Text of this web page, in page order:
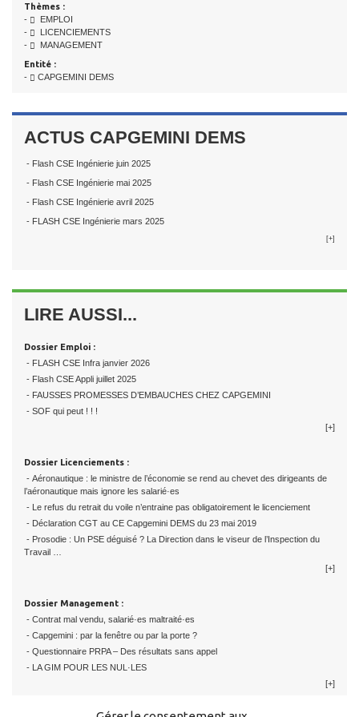
Thèmes :
-
EMPLOI
-
LICENCIEMENTS
-
MANAGEMENT
Entité :
-
CAPGEMINI DEMS
ACTUS CAPGEMINI DEMS
- Flash CSE Ingénierie juin 2025
- Flash CSE Ingénierie mai 2025
- Flash CSE Ingénierie avril 2025
- FLASH CSE Ingénierie mars 2025
[+]
LIRE AUSSI...
Dossier Emploi :
- FLASH CSE Infra janvier 2026
- Flash CSE Appli juillet 2025
- FAUSSES PROMESSES D’EMBAUCHES CHEZ CAPGEMINI
- SOF qui peut ! ! !
[+]
Dossier Licenciements :
- Aéronautique : le ministre de l’économie se rend au chevet des dirigeants de
l’aéronautique mais ignore les salarié·es
- Le refus du retrait du voile n’entraine pas obligatoirement le licenciement
- Déclaration CGT au CE Capgemini DEMS du 23 mai 2019
- Prosodie : Un PSE déguisé ? La Direction dans le viseur de l’Inspection du
Travail …
[+]
Dossier Management :
- Contrat mal vendu, salarié·es maltraité·es
- Capgemini : par la fenêtre ou par la porte ?
- Questionnaire PRPA – Des résultats sans appel
- LA GIM POUR LES NUL·LES
[+]